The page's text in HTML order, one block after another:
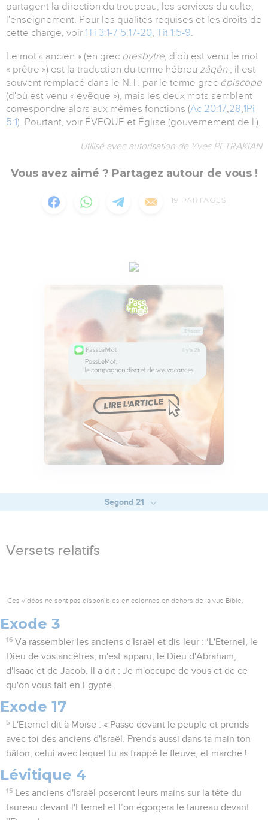
partagent la direction du troupeau, les services du culte,
l'enseignement. Pour les qualités requises et les droits de
cette charge, voir 1Ti 3:1-7 5:17-20, Tit 1:5-9.
Le mot « ancien » (en grec presbytre, d'où est venu le mot
« prêtre ») est la traduction du terme hébreu zâqên; il est
souvent remplacé dans le N.T. par le terme grec épiscope
(d'où est venu « évêque »), mais les deux mots semblent
correspondre alors aux mêmes fonctions (Ac 20:17,28,1Pi
5:1). Pourtant, voir ÉVEQUE et Église (gouvernement de l').
Utilisé avec autorisation de Yves PETRAKIAN
Vous avez aimé ? Partagez autour de vous !
19 PARTAGES
Segond 21
Versets relatifs
Ces vidéos ne sont pas disponibles en colonnes en dehors de la vue Bible.
Exode 3
16 Va rassembler les anciens d'Israël et dis-leur : ‘L'Eternel, le
Dieu de vos ancêtres, m'est apparu, le Dieu d'Abraham,
d'Isaac et de Jacob. Il a dit : Je m'occupe de vous et de ce
qu'on vous fait en Egypte.
Exode 17
5
L'Eternel dit à Moïse : « Passe devant le peuple et prends
avec toi des anciens d'Israël. Prends aussi dans ta main ton
bâton, celui avec lequel tu as frappé le fleuve, et marche !
Lévitique 4
15
Les anciens d'Israël poseront leurs mains sur la tête du
taureau devant l'Eternel et l’on égorgera le taureau devant